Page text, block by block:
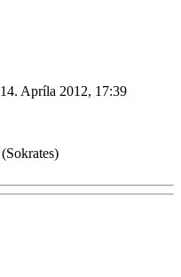
14. Apríla 2012, 17:39